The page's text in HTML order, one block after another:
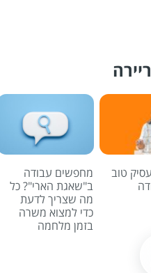
טוב
מחפשים עבודה
ב"שאגת הארי"? כל
מה שצריך לדעת
כדי למצוא משרה
בזמן מלחמה